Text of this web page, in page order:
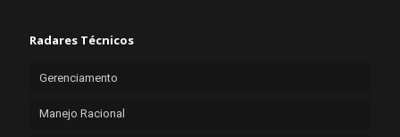
Radares Técnicos
Gerenciamento
Manejo Racional